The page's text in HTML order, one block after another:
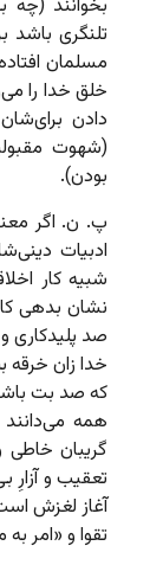
بخوانند
تلنگری
مسلمان
خلق خدا را
دادن
(شهوت
بودن).
پ. ن. اگر
ادبیات
شبیه کار
نشان بدهی
صد پلیدکاری
خدا زان خرقه
که صد بت
همه
گریبان خاطی
تعقیب و آزارِ
آغاز لغزش
تقوا و «امر